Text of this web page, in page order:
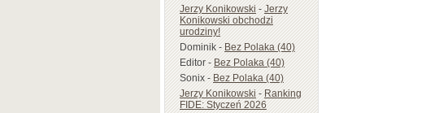
Jerzy Konikowski-Jerzy
Konikowski obchodzi
urodziny!
Dominik-Bez Polaka (40)
Editor-Bez Polaka (40)
Sonix-Bez Polaka (40)
Jerzy Konikowski-Ranking
FIDE: Styczeń 2026